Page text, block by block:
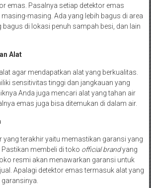
emas. Pasalnya setiap detektor emas
masing. Ada yang lebih bagus di area
bagus di lokasi penuh sampah besi, dan lain
Alat
agar mendapatkan alat yang berkualitas.
sensitivitas tinggi dan jangkauan yang
Anda juga mencari alat yang tahan air
emas juga bisa ditemukan di dalam air.
yang terakhir yaitu memastikan garansi yang
membeli di toko official brandyang
resmi akan menawarkan garansi untuk
Apalagi detektor emas termasuk alat yang